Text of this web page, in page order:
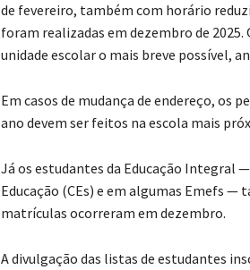
de fevereiro, também com horário
foram realizadas em dezembro de
unidade escolar o mais breve possível,
Em casos de mudança de endereço, os
ano devem ser feitos na escola mais
Já os estudantes da Educação Integral
Educação (CEs) e em algumas Emefs —
matrículas ocorreram em dezembro.
A divulgação das listas de estudantes